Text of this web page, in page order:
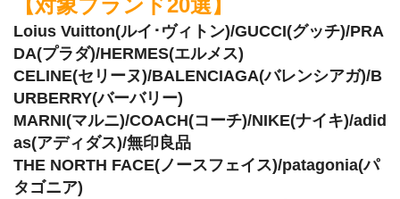
Loius Vuitton(ルイ･ヴィトン)/GUCCI(グッチ)/PRA
DA(プラダ)/HERMES(エルメス)
CELINE(セリーヌ)/BALENCIAGA(バレンシアガ)/B
URBERRY(バーバリー)
MARNI(マルニ)/COACH(コーチ)/NIKE(ナイキ)/adid
as(アディダス)/無印良品
THE NORTH FACE(ノースフェイス)/patagonia(パ
タゴニア)